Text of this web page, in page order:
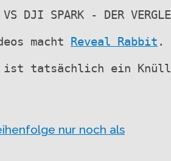
DJI SPARK - DER
macht Reveal Rabbit .
ist tatsächlich ein